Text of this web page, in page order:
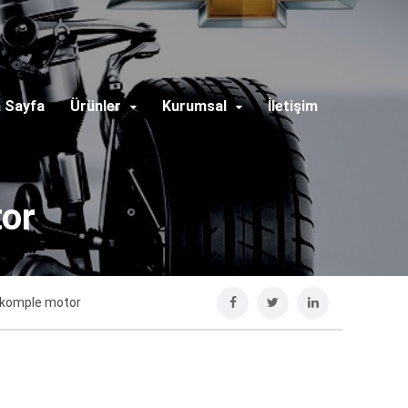
Sayfa Ürünler Kurumsal İletişim
motor